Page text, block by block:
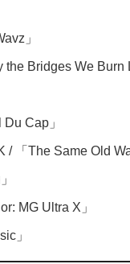
」
Bridges We Burn
Cap」
「The Same Old
MG Ultra X」
」